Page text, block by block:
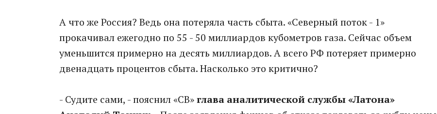
А что же Россия? Ведь она потеряла часть сбыта. «Северный поток - 1»
прокачивал ежегодно по 55 - 50 миллиардов кубометров газа. Сейчас объем
уменьшится примерно на десять миллиардов. А всего РФ потеряет примерно
двенадцать процентов сбыта. Насколько это критично?
- Судите сами, - пояснил «СВ»глава аналитической службы «Латона»